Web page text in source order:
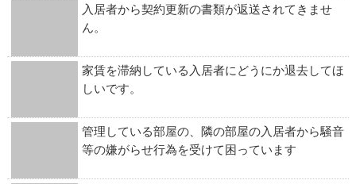
入居者から契約更新の書類が返送されてきませ
ん。
家賃を滞納している入居者にどうにか退去してほ
しいです。
管理している部屋の、隣の部屋の入居者から騒音
等の嫌がらせ行為を受けて困っています